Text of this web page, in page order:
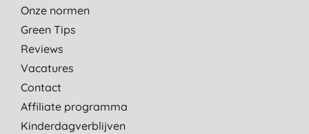
Onze normen
Green Tips
Reviews
Vacatures
Contact
Affiliate programma
Kinderdagverblijven